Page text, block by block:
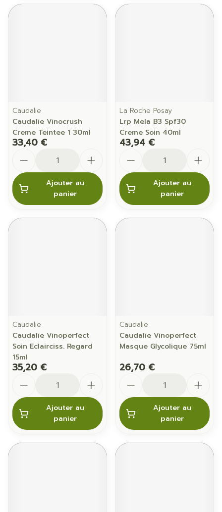
Caudalie
Caudalie Vinocrush
Creme Teintee 1 30ml
33,40 €
Ajouter au
panier
La Roche Posay
Lrp Mela B3 Spf30
Creme Soin 40ml
43,94 €
Ajouter au
panier
Caudalie
Caudalie Vinoperfect
Soin Eclairciss. Regard
15ml
35,20 €
Ajouter au
panier
Caudalie
Caudalie Vinoperfect
Masque Glycolique 75ml
26,70 €
Ajouter au
panier